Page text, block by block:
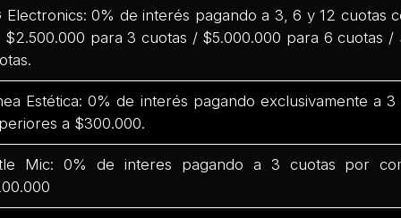
Electronics: 0% de interés pagando a 3, 6 y 12 cuotas
$2.500.000 para 3 cuotas / $5.000.000 para 6 cuotas /
Estética: 0% de interés pagando exclusivamente a
a $300.000.
Mic: 0% de interes pagando a 3 cuotas por